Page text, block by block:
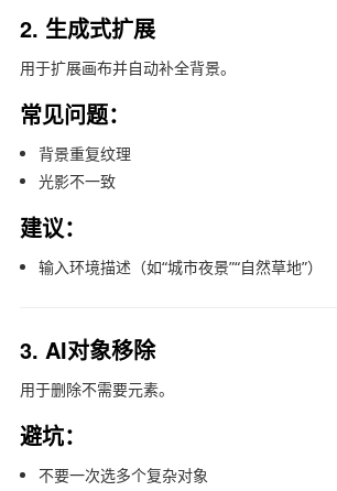
2. 生成式扩展
用于扩展画布并自动补全背景。
常见问题：
背景重复纹理
光影不一致
建议：
输入环境描述（如“城市夜景”“自然草地”）
3. AI对象移除
用于删除不需要元素。
避坑：
不要一次选多个复杂对象